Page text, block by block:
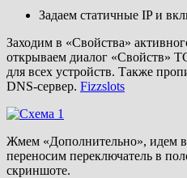
Задаем статичные IP и
Заходим в «Свойства»
открываем диалог «Свойств»
для всех устройств. Также
DNS-сервер. Fizzslots
Жмем «Дополнительно», идем
переносим переключатель в
скриншоте.